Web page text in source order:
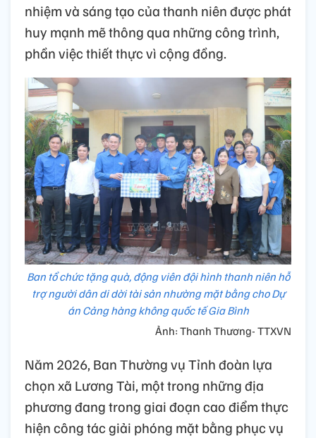
nhiệm và sáng tạo của thanh niên được phát
huy mạnh mẽ thông qua những công trình,
phần việc thiết thực vì cộng đồng.
Ban tổ chức tặng quà, động viên đội hình thanh niên hỗ
trợ người dân di dời tài sản nhường mặt bằng cho Dự
án Cảng hàng không quốc tế Gia Bình
Ảnh: Thanh Thương- TTXVN
Năm 2026, Ban Thường vụ Tỉnh đoàn lựa
chọn xã Lương Tài, một trong những địa
phương đang trong giai đoạn cao điểm thực
hiện công tác giải phóng mặt bằng phục vụ